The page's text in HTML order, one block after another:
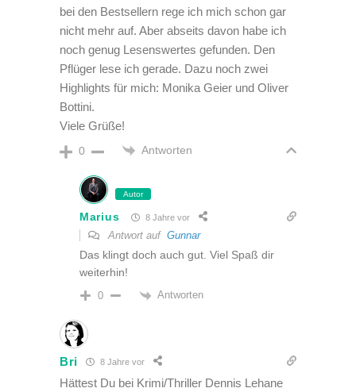
bei den Bestsellern rege ich mich schon gar
nicht mehr auf. Aber abseits davon habe ich
noch genug Lesenswertes gefunden. Den
Pflüger lese ich gerade. Dazu noch zwei
Highlights für mich: Monika Geier und Oliver
Bottini.
Viele Grüße!
0 Antworten
Autor
Marius 8 Jahre vor
Antwort auf Gunnar
Das klingt doch auch gut. Viel Spaß dir
weiterhin!
0 Antworten
Bri 8 Jahre vor
Hättest Du bei Krimi/Thriller Dennis Lehane